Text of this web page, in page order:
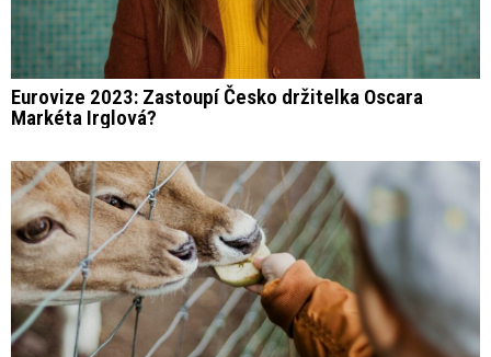
Eurovize 2023: Zastoupí Česko držitelka Oscara
Markéta Irglová?